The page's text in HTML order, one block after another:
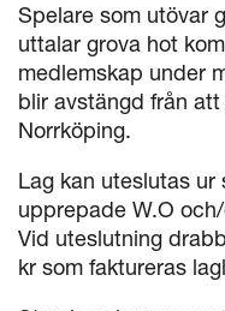
Spelare som utövar
uttalar grova hot
medlemskap under
blir avstängd från
Norrköping.
Lag kan uteslutas
upprepade W.O
Vid uteslutning
kr som faktureras